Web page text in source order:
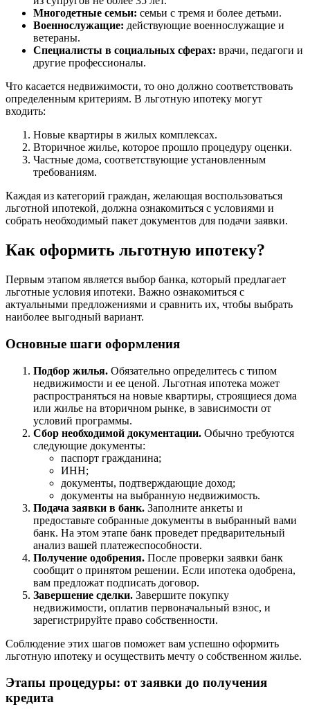
Многодетные семьи: семьи с тремя и более детьми.
Военнослужащие: действующие военнослужащие и
ветераны.
Специалисты в социальных сферах: врачи, педагоги и
другие профессионалы.
Что касается недвижимости, то оно должно соответствовать
определенным критериям. В льготную ипотеку могут
входить:
Новые квартиры в жилых комплексах.
Вторичное жилье, которое прошло процедуру оценки.
Частные дома, соответствующие установленным
требованиям.
Каждая из категорий граждан, желающая воспользоваться
льготной ипотекой, должна ознакомиться с условиями и
собрать необходимый пакет документов для подачи заявки.
Как оформить льготную ипотеку?
Первым этапом является выбор банка, который предлагает
льготные условия ипотеки. Важно ознакомиться с
актуальными предложениями и сравнить их, чтобы выбрать
наиболее выгодный вариант.
Основные шаги оформления
Подбор жилья. Обязательно определитесь с типом
недвижимости и ее ценой. Льготная ипотека может
распространяться на новые квартиры, строящиеся дома
или жилье на вторичном рынке, в зависимости от
условий программы.
Сбор необходимой документации. Обычно требуются
следующие документы:
паспорт гражданина;
ИНН;
документы, подтверждающие доход;
документы на выбранную недвижимость.
Подача заявки в банк. Заполните анкеты и
предоставьте собранные документы в выбранный вами
банк. На этом этапе банк проведет предварительный
анализ вашей платежеспособности.
Получение одобрения. После проверки заявки банк
сообщит о принятом решении. Если ипотека одобрена,
вам предложат подписать договор.
Завершение сделки. Завершите покупку
недвижимости, оплатив первоначальный взнос, и
зарегистрируйте право собственности.
Соблюдение этих шагов поможет вам успешно оформить
льготную ипотеку и осуществить мечту о собственном жилье.
Этапы процедуры: от заявки до получения
кредита